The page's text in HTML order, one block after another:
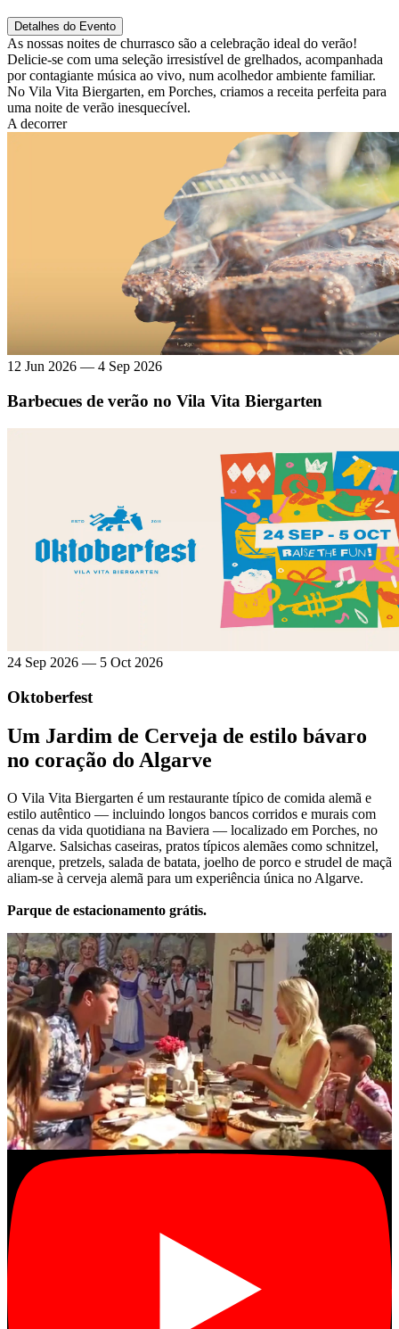
Detalhes do Evento
As nossas noites de churrasco são a celebração ideal do verão!
Delicie-se com uma seleção irresistível de grelhados, acompanhada
por contagiante música ao vivo, num acolhedor ambiente familiar.
No Vila Vita Biergarten, em Porches, criamos a receita perfeita para
uma noite de verão inesquecível.
A decorrer
12 Jun 2026 — 4 Sep 2026
Barbecues de verão no Vila Vita Biergarten
24 Sep 2026 — 5 Oct 2026
Oktoberfest
Um Jardim de Cerveja de estilo bávaro
no coração do Algarve
O Vila Vita Biergarten é um restaurante típico de comida alemã e
estilo autêntico — incluindo longos bancos corridos e murais com
cenas da vida quotidiana na Baviera — localizado em Porches, no
Algarve. Salsichas caseiras, pratos típicos alemães como schnitzel,
arenque, pretzels, salada de batata, joelho de porco e strudel de maçã
aliam-se à cerveja alemã para um experiência única no Algarve.
Parque de estacionamento grátis.